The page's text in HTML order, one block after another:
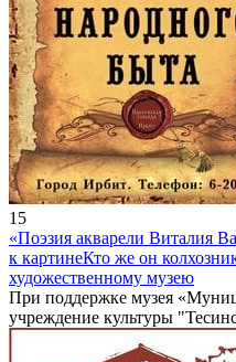
15
«Поэзия акварели Виталия
к картинеКто же он
художественному музею
При поддержке музея
учреждение культуры